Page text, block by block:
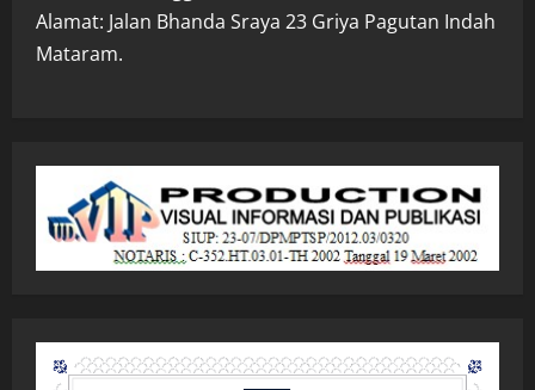
Alamat: Jalan Bhanda Sraya 23 Griya Pagutan Indah
Mataram.